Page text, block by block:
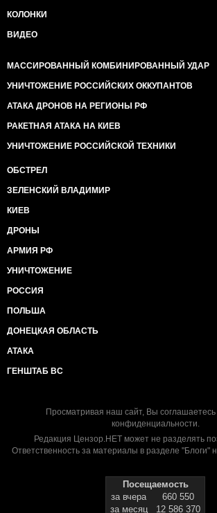
КОЛОНКИ
ВИДЕО
МАССИРОВАННЫЙ КОМБИНИРОВАННЫЙ УДАР
УНИЧТОЖЕНИЕ РОССИЙСКИХ ОККУПАНТОВ
АТАКА ДРОНОВ НА РЕГИОНЫ РФ
РАКЕТНАЯ АТАКА НА КИЕВ
УНИЧТОЖЕНИЕ РОССИЙСКОЙ ТЕХНИКИ
ОБСТРЕЛ
ЗЕЛЕНСКИЙ ВЛАДИМИР
КИЕВ
ДРОНЫ
АРМИЯ РФ
УНИЧТОЖЕНИЕ
РОССИЯ
ПОЛЬША
ДОНЕЦКАЯ ОБЛАСТЬ
АТАКА
ГЕНШТАБ ВС
Просматривая наш сайт, Вы соглашаетесь
конфиденциальности.
Редакция Цензор.НЕТ может не разделять
Ответственность за материалы в разделе "Блоги"
Посещаемость
за вчера
660 550
за месяц
12 586 370